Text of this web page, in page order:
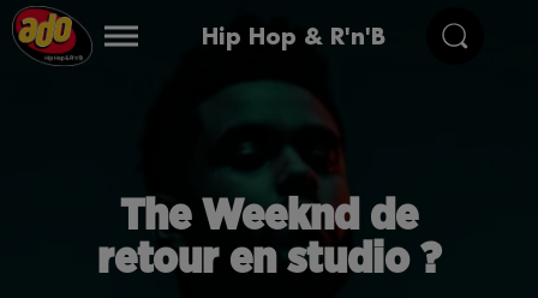
Hip Hop & R'n'B
The Weeknd de
retour en studio ?